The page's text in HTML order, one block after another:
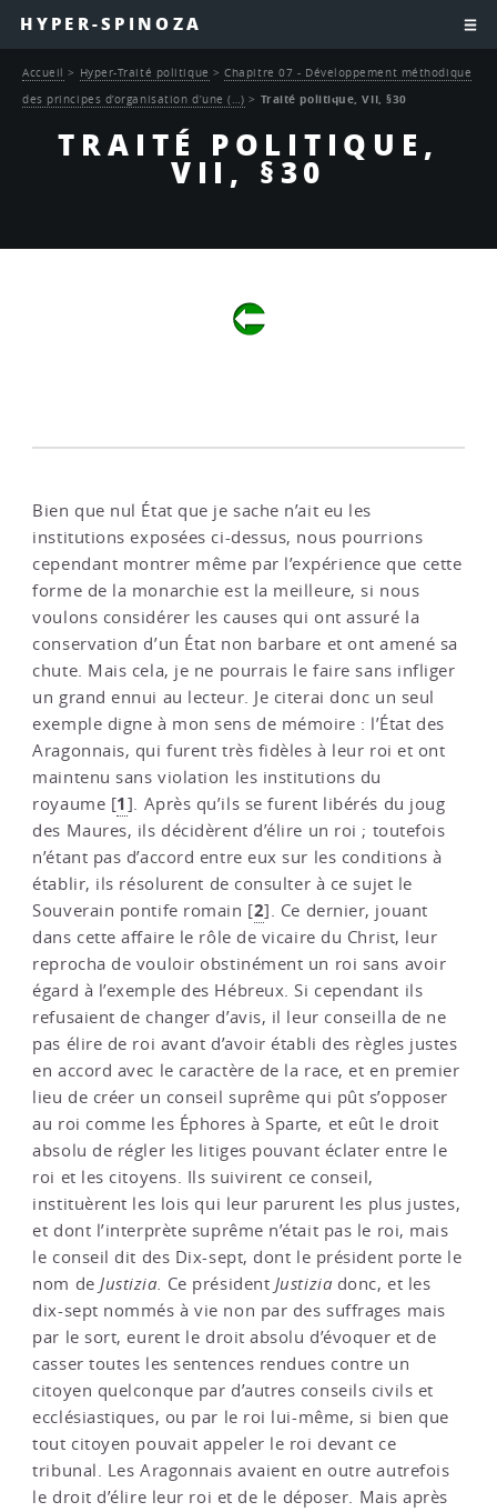
HYPER-SPINOZA
TRAITÉ POLITIQUE,
VII, §30
Accueil > Hyper-Traité politique >Chapitre 07 - Développement méthodique
des principes d’organisation d’une (…) > Traité politique, VII, §30
Bien que nul État que je sache n’ait eu les
institutions exposées ci-dessus, nous pourrions
cependant montrer même par l’expérience que cette
forme de la monarchie est la meilleure, si nous
voulons considérer les causes qui ont assuré la
conservation d’un État non barbare et ont amené sa
chute. Mais cela, je ne pourrais le faire sans infliger
un grand ennui au lecteur. Je citerai donc un seul
exemple digne à mon sens de mémoire : l’État des
Aragonnais, qui furent très fidèles à leur roi et ont
maintenu sans violation les institutions du
royaume [1]. Après qu’ils se furent libérés du joug
des Maures, ils décidèrent d’élire un roi ; toutefois
n’étant pas d’accord entre eux sur les conditions à
établir, ils résolurent de consulter à ce sujet le
Souverain pontife romain [2]. Ce dernier, jouant
dans cette affaire le rôle de vicaire du Christ, leur
reprocha de vouloir obstinément un roi sans avoir
égard à l’exemple des Hébreux. Si cependant ils
refusaient de changer d’avis, il leur conseilla de ne
pas élire de roi avant d’avoir établi des règles justes
en accord avec le caractère de la race, et en premier
lieu de créer un conseil suprême qui pût s’opposer
au roi comme les Éphores à Sparte, et eût le droit
absolu de régler les litiges pouvant éclater entre le
roi et les citoyens. Ils suivirent ce conseil,
instituèrent les lois qui leur parurent les plus justes,
et dont l’interprète suprême n’était pas le roi, mais
le conseil dit des Dix-sept, dont le président porte le
nom deJustizia. Ce président Justizia donc, et les
dix-sept nommés à vie non par des suffrages mais
par le sort, eurent le droit absolu d’évoquer et de
casser toutes les sentences rendues contre un
citoyen quelconque par d’autres conseils civils et
ecclésiastiques, ou par le roi lui-même, si bien que
tout citoyen pouvait appeler le roi devant ce
tribunal. Les Aragonnais avaient en outre autrefois
le droit d’élire leur roi et de le déposer. Mais après